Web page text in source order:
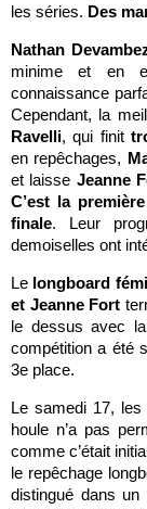
les séries. Des
Nathan
minime et en
connaissance
Cependant, la
Ravelli, qui finit
en repêchages,
et laisse Jeanne
C’est la
finale. Leur
demoiselles ont
Le longboard
et Jeanne Fort
le dessus avec
compétition a été
3e place.
Le samedi 17,
houle n’a pas
comme c’était
le repêchage
distingué dans